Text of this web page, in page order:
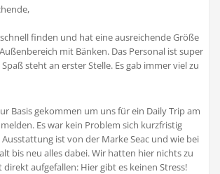
finden und hat eine ausreichende Größe
mit Bänken. Das Personal ist super
steht an erster Stelle. Es gab immer viel zu
Basis gekommen um uns für ein Daily Trip am
Es war kein Problem sich kurzfristig
ist von der Marke Seac und wie bei
bis neu alles dabei. Wir hatten hier nichts zu
direkt aufgefallen: Hier gibt es keinen Stress!